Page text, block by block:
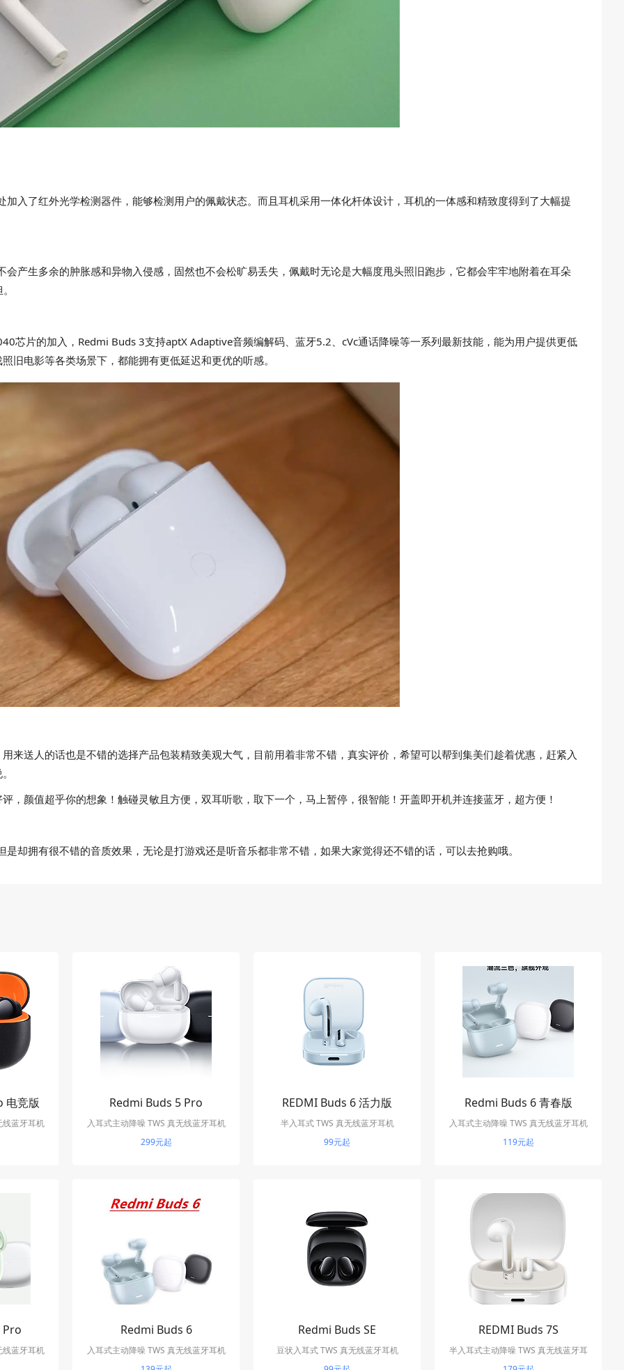
入了红外光学检测器件，能够检测用户的佩戴状态。而且耳机采用一体化杆体设计，耳机的一体感和精致度得到了大幅提
产生多余的肿胀感和异物入侵感，固然也不会松旷易丢失，佩戴时无论是大幅度甩头照旧跑步，它都会牢牢地附着在耳朵
芯片的加入，Redmi Buds 3支持aptX Adaptive音频编解码、蓝牙5.2、cVc通话降噪等一系列最新技能，能为用户提供更低
旧电影等各类场景下，都能拥有更低延迟和更优的听感。
来送人的话也是不错的选择产品包装精致美观大气，目前用着非常不错，真实评价，希望可以帮到集美们趁着优惠，赶紧入
，颜值超乎你的想象！触碰灵敏且方便，双耳听歌，取下一个，马上暂停，很智能！开盖即开机并连接蓝牙，超方便！
却拥有很不错的音质效果，无论是打游戏还是听音乐都非常不错，如果大家觉得还不错的话，可以去抢购哦。
电竞版
线蓝牙耳机
Redmi Buds 5 Pro
入耳式主动降噪 TWS 真无线蓝牙耳机
299元起
REDMI Buds 6 活力版
半入耳式 TWS 真无线蓝牙耳机
99元起
Redmi Buds 6 青春版
入耳式主动降噪 TWS 真无线蓝牙耳机
119元起
Pro
线蓝牙耳机
Redmi Buds 6
入耳式主动降噪 TWS 真无线蓝牙耳机
Redmi Buds SE
豆状入耳式 TWS 真无线蓝牙耳机
REDMI Buds 7S
半入耳式主动降噪 TWS 真无线蓝牙耳